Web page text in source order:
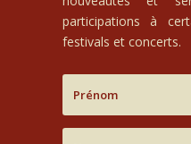
participations à
festivals et concerts.